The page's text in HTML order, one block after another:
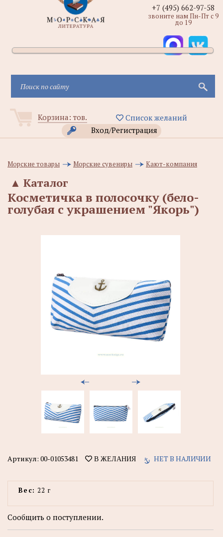
Корзина: тов.
Список желаний
Вход/Регистрация
+7 (495) 662-97-58
звоните нам Пн-Пт с 9
до 19
Морские товары Морские сувениры Кают-компания
Каталог
▲
Косметичка в полосочку (бело-
голубая с украшением "Якорь")
Артикул: 00-01053481 В ЖЕЛАНИЯ НЕТ В НАЛИЧИИ
Вес: 22 г
Сообщить о поступлении.